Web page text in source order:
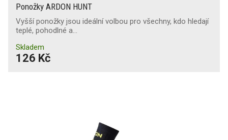
Ponožky ARDON HUNT
Vyšší ponožky jsou ideální volbou pro všechny, kdo hledají
teplé, pohodlné a…
Skladem
126 Kč